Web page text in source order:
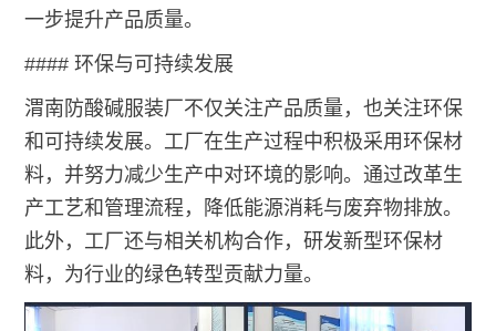
一步提升产品质量。
#### 环保与可持续发展
渭南防酸碱服装厂不仅关注产品质量，也关注环保
和可持续发展。工厂在生产过程中积极采用环保材
料，并努力减少生产中对环境的影响。通过改革生
产工艺和管理流程，降低能源消耗与废弃物排放。
此外，工厂还与相关机构合作，研发新型环保材
料，为行业的绿色转型贡献力量。